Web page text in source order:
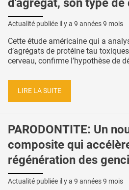
Actualité publiée il y a 9 années 9 mois
Cette étude américaine qui a
d’agrégats de protéine tau
cerveau, confirme l’hypothèse de
LIRE LA SUITE
PARODONTITE: Un
composite qui
régénération des
Actualité publiée il y a 9 années 9 mois